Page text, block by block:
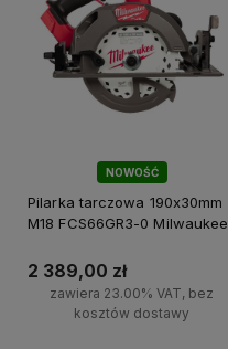
NOWOŚĆ
Pilarka tarczowa 190x30mm
M18 FCS66GR3-0 Milwaukee
2 389,00 zł
zawiera 23.00% VAT, bez
kosztów dostawy